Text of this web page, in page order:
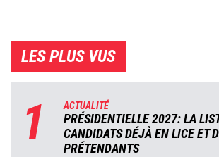
LES PLUS VUS
1 ACTUALITÉ
PRÉSIDENTIELLE 2027: LA
CANDIDATS DÉJÀ EN LICE ET
PRÉTENDANTS